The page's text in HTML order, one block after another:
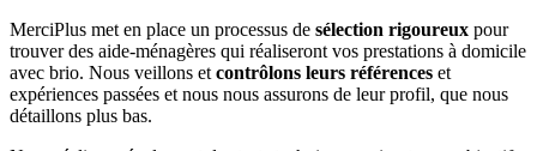
MerciPlus met en place un processus de sélection rigoureux pour
trouver des aide-ménagères qui réaliseront vos prestations à domicile
avec brio. Nous veillons et contrôlons leurs références et
expériences passées et nous nous assurons de leur profil, que nous
détaillons plus bas.